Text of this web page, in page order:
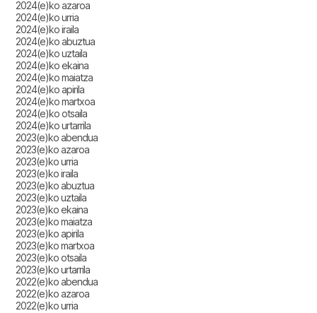
2024(e)ko azaroa
2024(e)ko urria
2024(e)ko iraila
2024(e)ko abuztua
2024(e)ko uztaila
2024(e)ko ekaina
2024(e)ko maiatza
2024(e)ko apirila
2024(e)ko martxoa
2024(e)ko otsaila
2024(e)ko urtarrila
2023(e)ko abendua
2023(e)ko azaroa
2023(e)ko urria
2023(e)ko iraila
2023(e)ko abuztua
2023(e)ko uztaila
2023(e)ko ekaina
2023(e)ko maiatza
2023(e)ko apirila
2023(e)ko martxoa
2023(e)ko otsaila
2023(e)ko urtarrila
2022(e)ko abendua
2022(e)ko azaroa
2022(e)ko urria